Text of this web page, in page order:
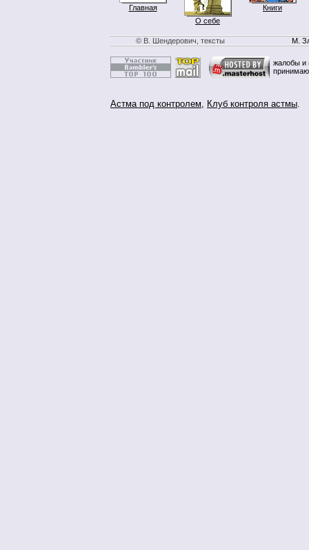
Главная
О себе
Книги
© В. Шендерович, тексты М.
жалобы и
Астма под контролем, Клуб контроля астмы.